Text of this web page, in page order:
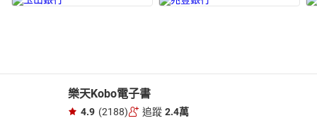
樂天Kobo電子書
4.9 (2188) 追蹤 2.4萬